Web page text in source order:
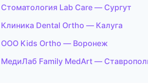
Стоматология Lab Care — Сургут
Клиника Dental Ortho — Калуга
ООО Kids Ortho — Воронеж
МедиЛаб Family MedArt —